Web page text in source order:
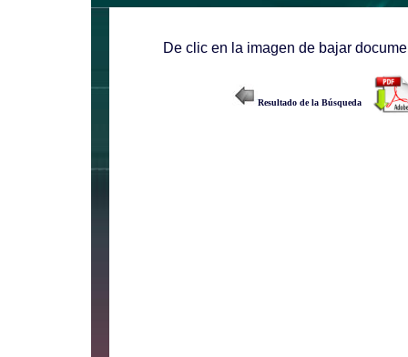
De clic en la imagen de bajar
Resultado de la Búsqueda